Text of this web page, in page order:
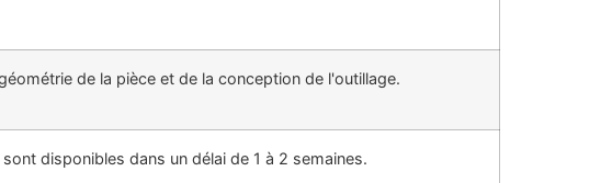
de la pièce et de la conception de l'outillage.
disponibles dans un délai de 1 à 2 semaines.